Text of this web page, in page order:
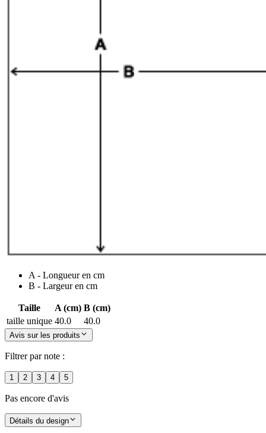
A - Longueur en cm
B - Largeur en cm
Taille A (cm) B (cm)
taille unique 40.0 40.0
Avis sur les produits
Filtrer par note :
1 2 3 4 5
Pas encore d'avis
Détails du design